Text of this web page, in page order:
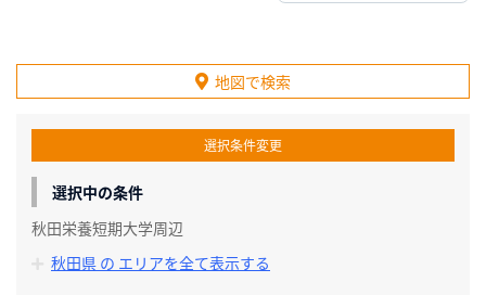
地図で検索
選択条件変更
選択中の条件
秋田栄養短期大学周辺
秋田県 の エリアを全て表示する